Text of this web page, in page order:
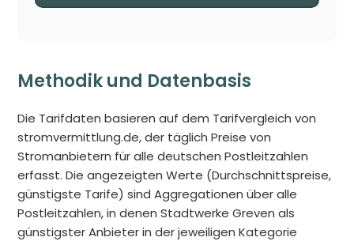
Methodik und Datenbasis
Die Tarifdaten basieren auf dem Tarifvergleich von
stromvermittlung.de, der täglich Preise von
Stromanbietern für alle deutschen Postleitzahlen
erfasst. Die angezeigten Werte (Durchschnittspreise,
günstigste Tarife) sind Aggregationen über alle
Postleitzahlen, in denen Stadtwerke Greven als
günstigster Anbieter in der jeweiligen Kategorie